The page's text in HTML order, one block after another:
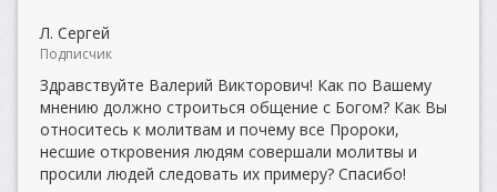
Л. Сергей
Подписчик
Здравствуйте Валерий Викторович! Как по Вашему
мнению должно строиться общение с Богом? Как Вы
относитесь к молитвам и почему все Пророки,
несшие откровения людям совершали молитвы и
просили людей следовать их примеру? Спасибо!